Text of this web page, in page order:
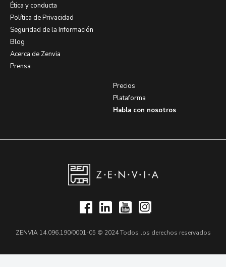
Ética y conducta
Política de Privacidad
Seguridad de la Información
Blog
Acerca de Zenvia
Prensa
Precios
Plataforma
Habla con nosotros
ZENVIA 14.096.190/0001-05 © 2024 Todos los derechos reservados